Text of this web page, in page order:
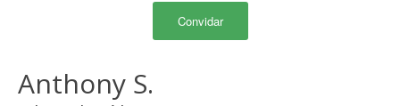
Convidar
Anthony S.